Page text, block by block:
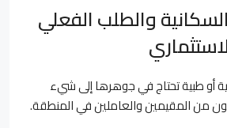
السكانية والطلب الفعلي
أو طبية تحتاج في جوهرها إلى شيء
من المقيمين والعاملين في المنطقة.